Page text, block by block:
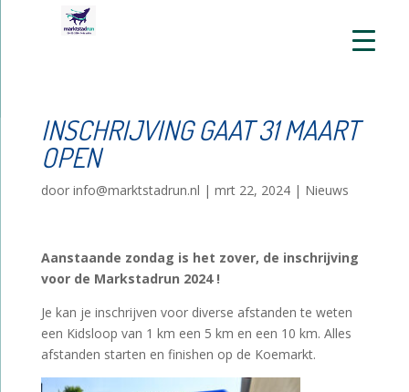
INSCHRIJVING GAAT 31 MAART
OPEN
door info@marktstadrun.nl | mrt 22, 2024| Nieuws
Aanstaande zondag is het zover, de inschrijving
voor de Markstadrun 2024 !
Je kan je inschrijven voor diverse afstanden te weten
een Kidsloop van 1 km een 5 km en een 10 km. Alles
afstanden starten en finishen op de Koemarkt.